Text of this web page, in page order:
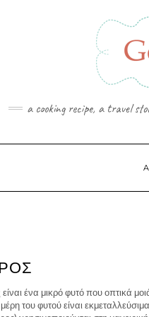
a cooking recipe, a travel
είναι ένα μικρό φυτό που οπτικά
του φυτού είναι